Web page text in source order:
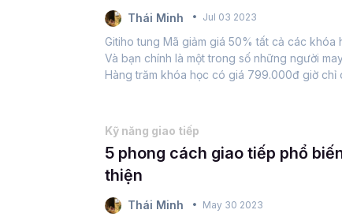
Thái Minh Jul 03 2023
Gitiho tung Mã giảm giá 50% tất cả các khóa
Và bạn chính là một trong số những người
Hàng trăm khóa học có giá 799.000đ giờ
Kỹ năng giao tiếp
5 phong cách giao tiếp phổ
thiện
Thái Minh May 30 2023